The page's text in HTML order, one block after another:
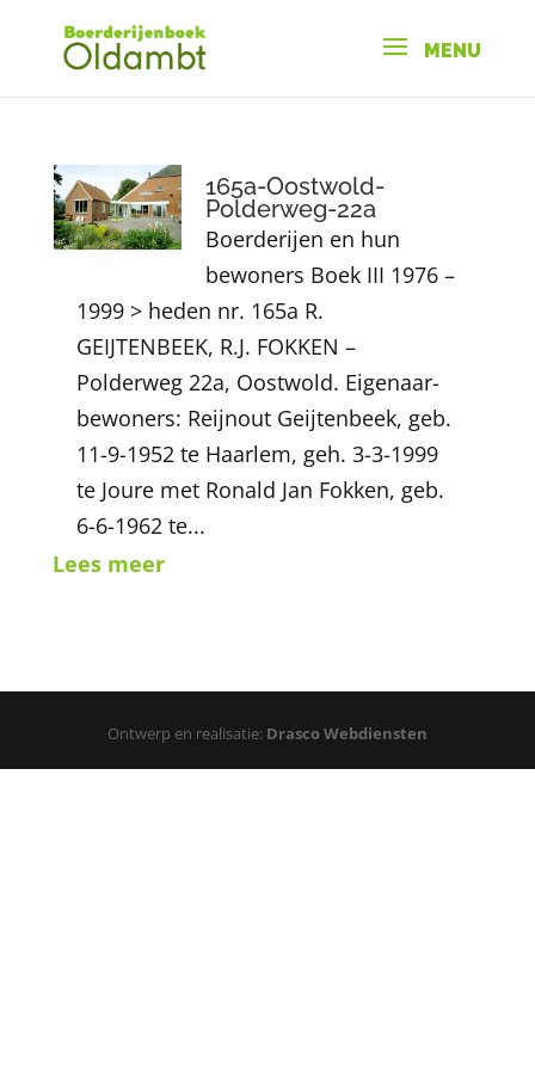
165a-Oostwold-
Polderweg-22a
Boerderijen en hun
bewoners Boek III 1976 –
1999 > heden nr. 165a R.
GEIJTENBEEK, R.J. FOKKEN –
Polderweg 22a, Oostwold. Eigenaar-
bewoners: Reijnout Geijtenbeek, geb.
11-9-1952 te Haarlem, geh. 3-3-1999
te Joure met Ronald Jan Fokken, geb.
6-6-1962 te...
Lees meer
Ontwerp en realisatie: Drasco Webdiensten